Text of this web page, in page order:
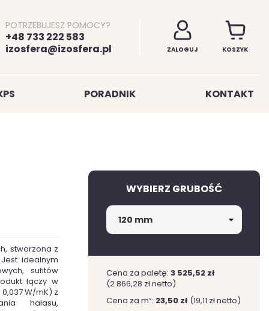
POTRZEBUJESZ POMOCY?
+48 733 222 583
izosfera@izosfera.pl
ZALOGUJ KOSZYK
PORADNIK KONTAKT
stworzona z
idealnym
sufitów
łączy w
W/mK) z
hałasu,
WYBIERZ GRUBOŚĆ
Cena za paletę: 3 525,52 zł
(2 866,28 zł netto)
Cena za m²: 23,50 zł (19,11 zł netto)